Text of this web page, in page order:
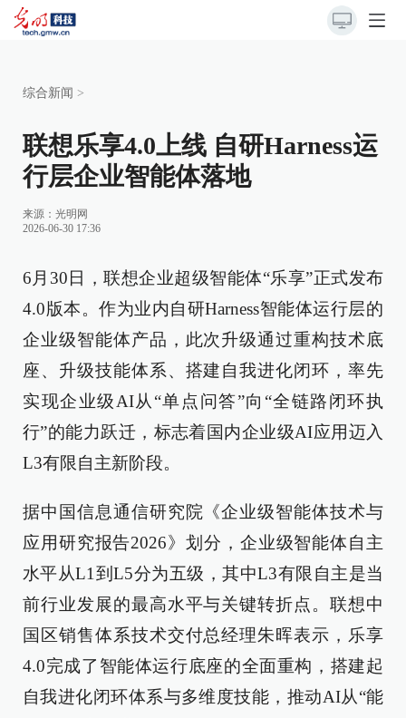
综合新闻 >
联想乐享4.0上线 自研Harness运
行层企业智能体落地
来源： 光明网
2026-06-30 17:36
6月30日，联想企业超级智能体“乐享”正式发布
4.0版本。作为业内自研Harness智能体运行层的
企业级智能体产品，此次升级通过重构技术底
座、升级技能体系、搭建自我进化闭环，率先
实现企业级AI从“单点问答”向“全链路闭环执
行”的能力跃迁，标志着国内企业级AI应用迈入
L3有限自主新阶段。
据中国信息通信研究院《企业级智能体技术与
应用研究报告2026》划分，企业级智能体自主
水平从L1到L5分为五级，其中L3有限自主是当
前行业发展的最高水平与关键转折点。联想中
国区销售体系技术交付总经理朱晖表示，乐享
4.0完成了智能体运行底座的全面重构，搭建起
自我进化闭环体系与多维度技能，推动AI从“能